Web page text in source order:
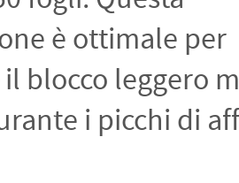
è ottimale per
blocco leggero
i picchi di